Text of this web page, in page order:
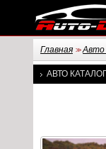
Главная >> Авто
АВТО